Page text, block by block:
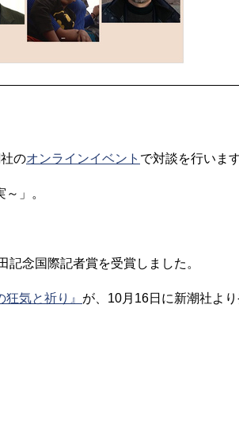
のオンラインイベント で対談を行います
」。
念国際記者賞を受賞しました。
気と祈り』 が、10月16日に新潮社より